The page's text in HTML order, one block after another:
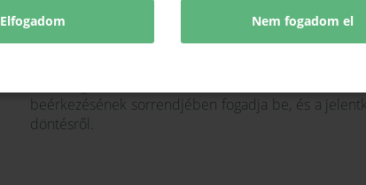
Elfogadom Nem fogadom el
1240.
A támogatással kiutazó résztvevők létszáma
beérkezésének sorrendjében fogadja be, és a
döntésről.